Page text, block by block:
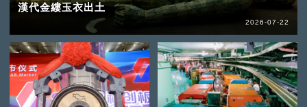
漢代金縷玉衣出土
2026-07-22